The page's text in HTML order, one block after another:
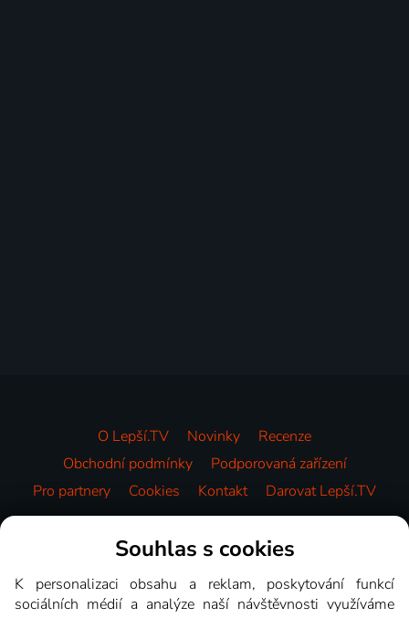
O Lepší.TV Novinky
Recenze
Obchodní podmínky
Podporovaná zařízení
Pro partnery
Cookies Kontakt Darovat Lepší.TV
Videotéka
Souhlas s cookies
K personalizaci obsahu a reklam, poskytování funkcí
sociálních médií a analýze naší návštěvnosti využíváme